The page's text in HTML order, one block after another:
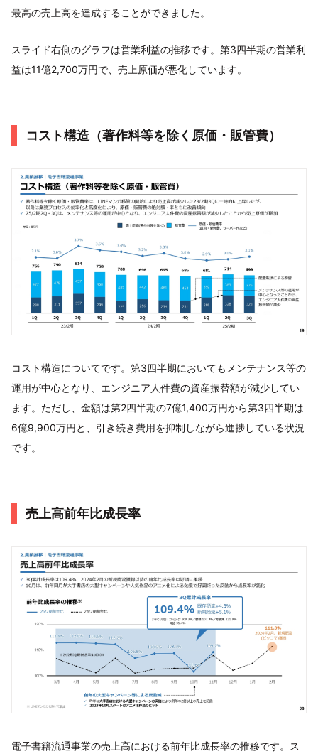
最高の売上高を達成することができました。
スライド右側のグラフは営業利益の推移です。第3四半期の営業利
益は11億2,700万円で、売上原価が悪化しています。
コスト構造（著作料等を除く原価・販管費）
コスト構造についてです。第3四半期においてもメンテナンス等の
運用が中心となり、エンジニア人件費の資産振替額が減少してい
ます。ただし、金額は第2四半期の7億1,400万円から第3四半期は
6億9,900万円と、引き続き費用を抑制しながら進捗している状況
です。
売上高前年比成長率
電子書籍流通事業の売上高における前年比成長率の推移です。ス